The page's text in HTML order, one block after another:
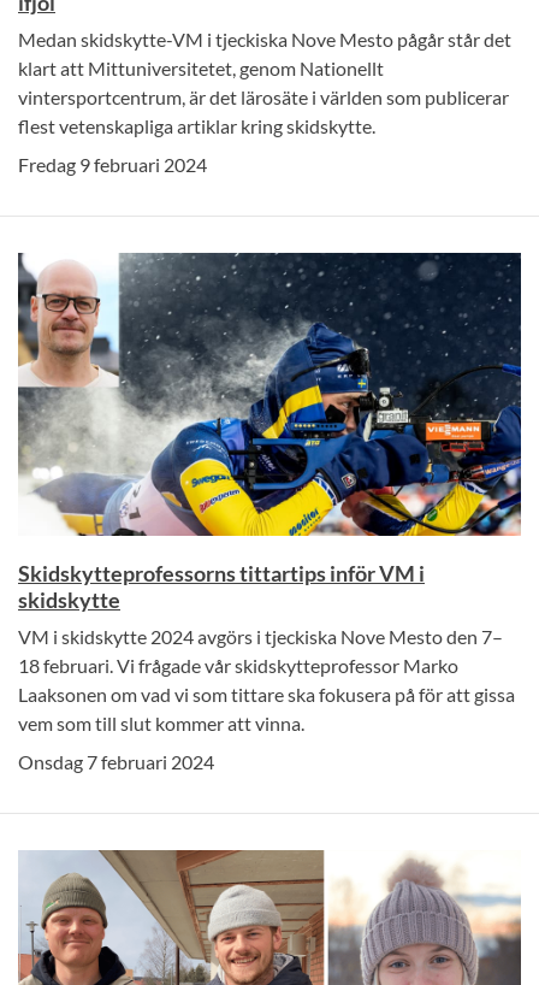
Medan skidskytte-VM i tjeckiska Nove Mesto pågår står det
klart att Mittuniversitetet, genom Nationellt
vintersportcentrum, är det lärosäte i världen som publicerar
flest vetenskapliga artiklar kring skidskytte.
Fredag 9 februari 2024
Skidskytteprofessorns tittartips inför VM i
skidskytte
VM i skidskytte 2024 avgörs i tjeckiska Nove Mesto den 7–
18 februari. Vi frågade vår skidskytteprofessor Marko
Laaksonen om vad vi som tittare ska fokusera på för att gissa
vem som till slut kommer att vinna.
Onsdag 7 februari 2024